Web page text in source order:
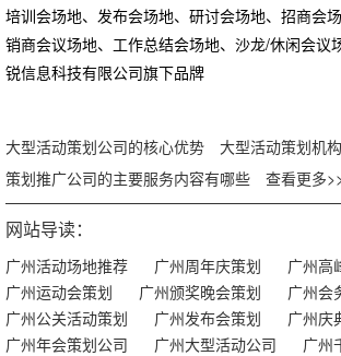
培训会场地、发布会场地、研讨会场地、招商会
销商会议场地、工作总结会场地、沙龙/休闲会议
锐信息科技有限公司旗下品牌
大型活动策划公司的核心优势
大型活动策划机
策划推广公司的主要服务内容有哪些
查看更多
网站导读：
广州活动场地推荐 广州周年庆策划
广州高
广州运动会策划
广州颁奖晚会策划
广州会
广州公关活动策划
广州发布会策划
广州庆
广州年会策划公司
广州大型活动公司 广州